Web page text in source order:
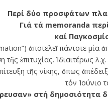
Περί δύο προσφάτων
Γιά τά memoranda
καί
ἀποτελεῖ πάντοτε μία
ἐπιτυχίας. Ἰδιαιτέρως
τῆς νίκης, ὅπως
τόν Ἰούνιο
στή δημοσιότητα